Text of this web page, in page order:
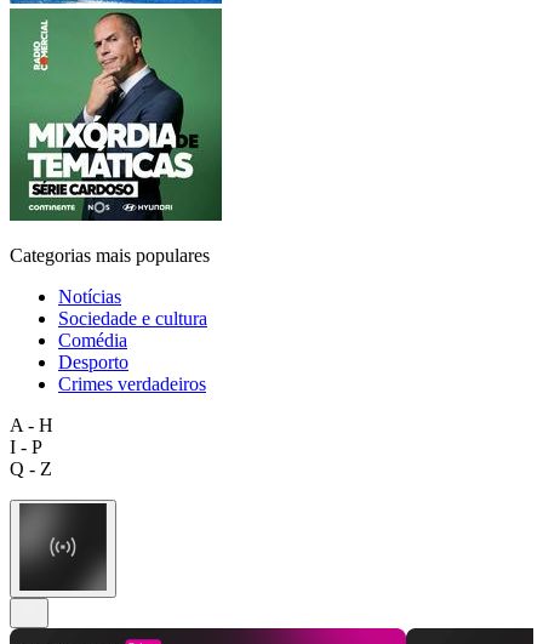
Categorias mais populares
Notícias
Sociedade e cultura
Comédia
Desporto
Crimes verdadeiros
A - H
I - P
Q - Z